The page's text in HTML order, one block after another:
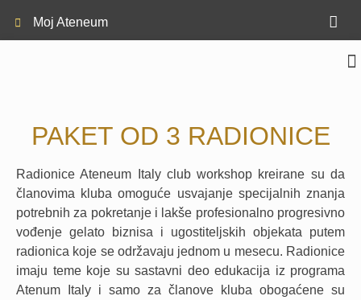
Moj Ateneum
PAKET OD 3 RADIONICE
Radionice Ateneum Italy club workshop kreirane su da
članovima kluba omoguće usvajanje specijalnih znanja
potrebnih za pokretanje i lakše profesionalno progresivno
vođenje gelato biznisa i ugostiteljskih objekata putem
radionica koje se održavaju jednom u mesecu. Radionice
imaju teme koje su sastavni deo edukacija iz programa
Atenum Italy i samo za članove kluba obogaćene su